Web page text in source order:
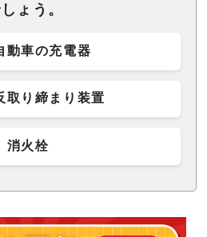
ょう。
動車の充電器
取り締まり装置
消火栓